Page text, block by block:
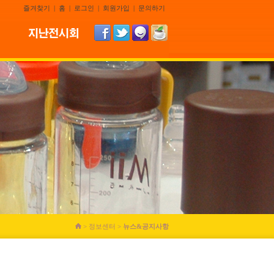
즐겨찾기 | 홈 | 로그인 | 회원가입 | 문의하기
> 정보센터 > 뉴스&공지사항